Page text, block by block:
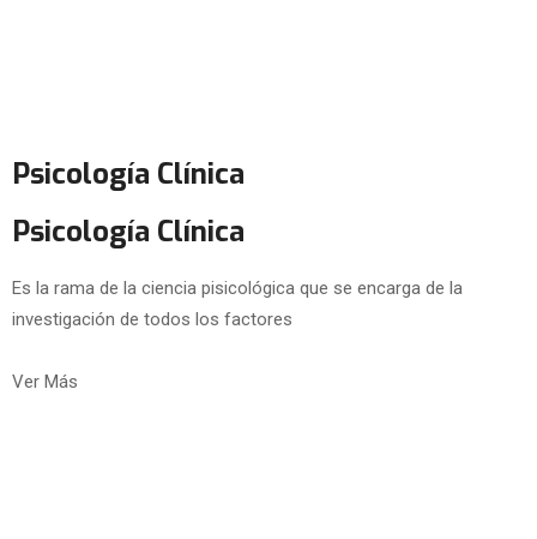
Psicología Clínica
Psicología Clínica
Es la rama de la ciencia pisicológica que se encarga de la
investigación de todos los factores
Ver Más